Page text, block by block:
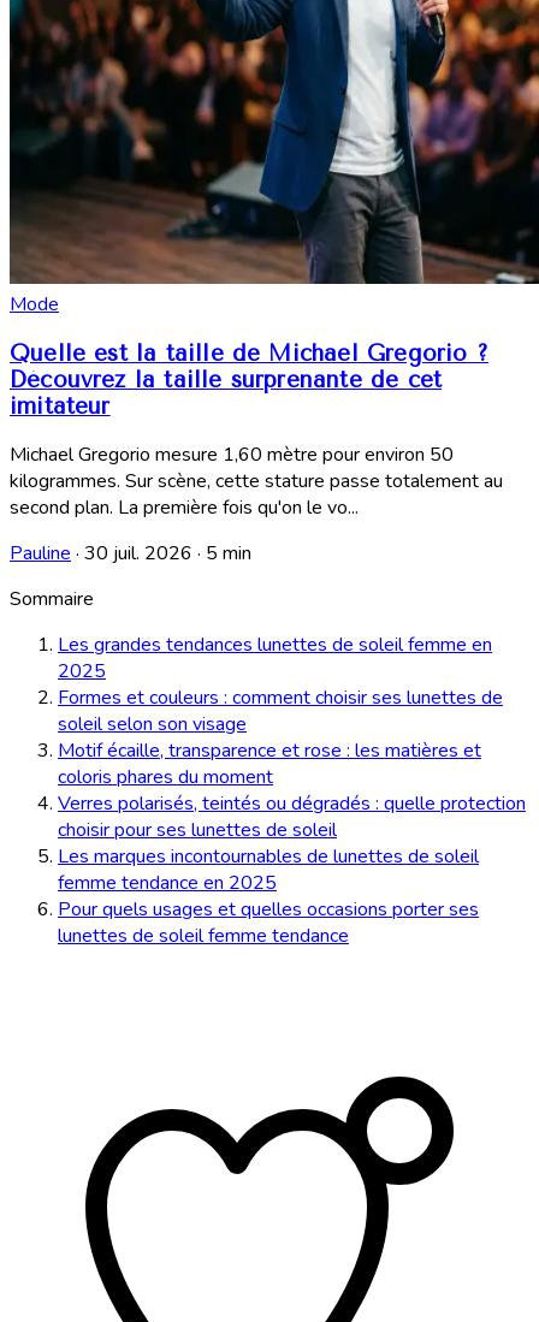
Mode
Quelle est la taille de Michael Gregorio ?
Découvrez la taille surprenante de cet
imitateur
Michael Gregorio mesure 1,60 mètre pour environ 50
kilogrammes. Sur scène, cette stature passe totalement au
second plan. La première fois qu'on le vo...
Pauline · 30 juil. 2026 · 5 min
Sommaire
Les grandes tendances lunettes de soleil femme en
2025
Formes et couleurs : comment choisir ses lunettes de
soleil selon son visage
Motif écaille, transparence et rose : les matières et
coloris phares du moment
Verres polarisés, teintés ou dégradés : quelle protection
choisir pour ses lunettes de soleil
Les marques incontournables de lunettes de soleil
femme tendance en 2025
Pour quels usages et quelles occasions porter ses
lunettes de soleil femme tendance